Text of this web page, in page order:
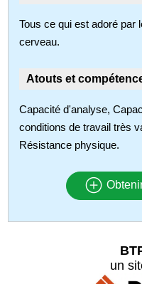
Tous ce qui est adoré par
cerveau.
Atouts et
Capacité d'analyse,
conditions de travail très
Résistance physique.
un